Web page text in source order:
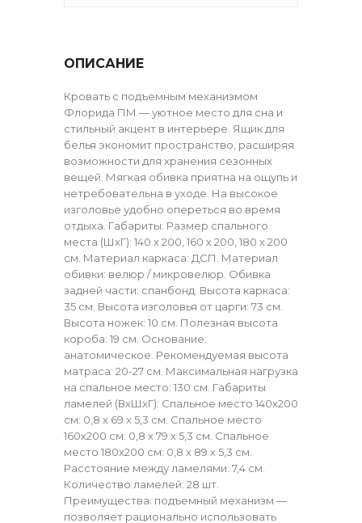
ОПИСАНИЕ
Кровать с подъемным механизмом
Флорида ПМ — уютное место для сна и
стильный акцент в интерьере. Ящик для
белья экономит пространство, расширяя
возможности для хранения сезонных
вещей. Мягкая обивка приятна на ощупь и
нетребовательна в уходе. На высокое
изголовье удобно опереться во время
отдыха. Габариты: Размер спального
места (ШхГ): 140 х 200, 160 х 200, 180 х 200
см. Материал каркаса: ДСП. Материал
обивки: велюр / микровелюр. Обивка
задней части: спанбонд. Высота каркаса:
35 см. Высота изголовья от царги: 73 см.
Высота ножек: 10 см. Полезная высота
короба: 19 см. Основание:
анатомическое. Рекомендуемая высота
матраса: 20-27 см. Максимальная нагрузка
на спальное место: 130 см. Габариты
ламелей (ВхШхГ): Спальное место 140х200
см: 0,8 х 69 х 5,3 см. Спальное место
160х200 см: 0,8 х 79 х 5,3 см. Спальное
место 180х200 см: 0,8 х 89 х 5,3 см.
Расстояние между ламелями: 7,4 см.
Количество ламелей: 28 шт.
Преимущества: подъемный механизм —
позволяет рационально использовать